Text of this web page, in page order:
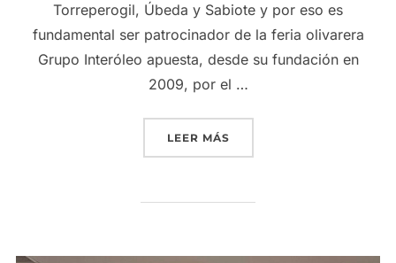
Torreperogil, Úbeda y Sabiote y por eso es
fundamental ser patrocinador de la feria olivarera
Grupo Interóleo apuesta, desde su fundación en
2009, por el …
LEER MÁS«GRUPO INTERÓLEO